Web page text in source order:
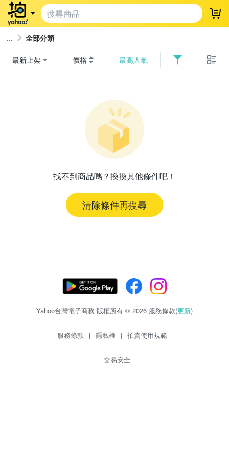
登
全部分類
最新上架 價格 最高人氣
找不到商品嗎？換換其他條件吧！
清除條件再搜尋
Yahoo台灣電子商務 版權所有 © 2026 服務條款(更新)
服務條款 | 隱私權 | 拍賣使用規範
交易安全